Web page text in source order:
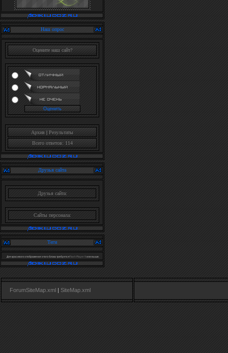
Наш опрос
Оцените наш сайт?
Архив | Результаты
Всего ответов: 114
Друзья сайта
Друзья сайта:
Сайты персонала:
Теги
Для красивого отображения этого блока требуетсяFlash Player 9или выше.
ForumSiteMap.xml | SiteMap.xml